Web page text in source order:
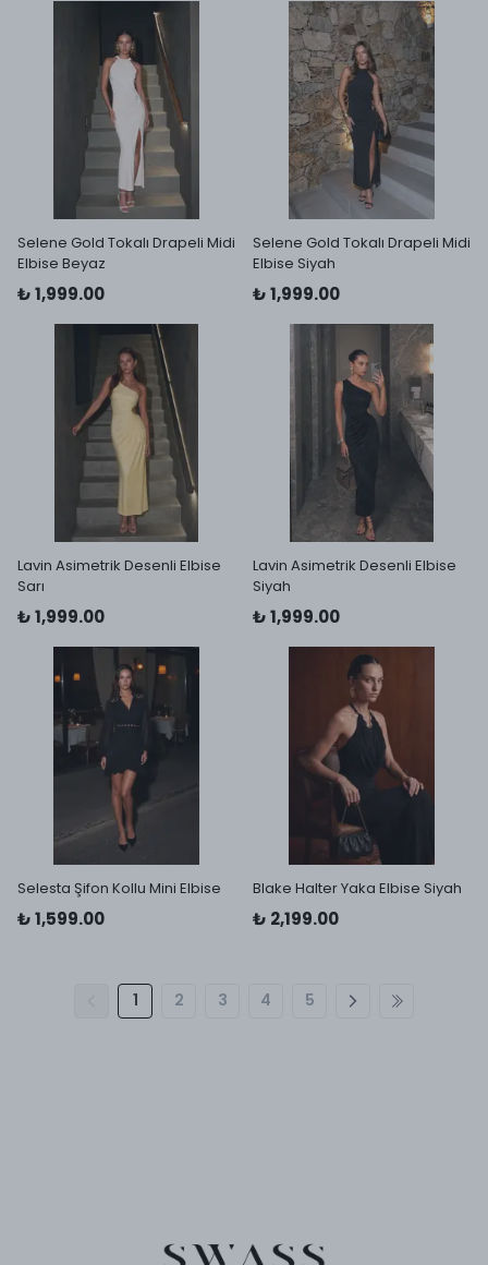
Selene Gold Tokalı Drapeli Midi
Elbise Beyaz
₺ 1,999.00
Selene Gold Tokalı Drapeli Midi
Elbise Siyah
₺ 1,999.00
Lavin Asimetrik Desenli Elbise
Sarı
₺ 1,999.00
Lavin Asimetrik Desenli Elbise
Siyah
₺ 1,999.00
Selesta Şifon Kollu Mini Elbise
₺ 1,599.00
Blake Halter Yaka Elbise Siyah
₺ 2,199.00
1 2 3 4 5